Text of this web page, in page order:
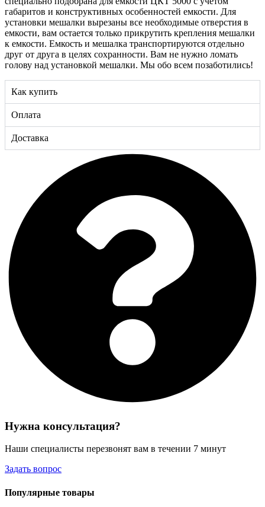
габаритов и конструктивных особенностей емкости. Для
установки мешалки вырезаны все необходимые отверстия в
емкости, вам остается только прикрутить крепления мешалки
к емкости. Емкость и мешалка транспортируются отдельно
друг от друга в целях сохранности. Вам не нужно ломать
голову над установкой мешалки. Мы обо всем позаботились!
Как купить
Оплата
Доставка
Нужна консультация?
Наши специалисты перезвонят вам в течении 7 минут
Задать вопрос
Популярные товары